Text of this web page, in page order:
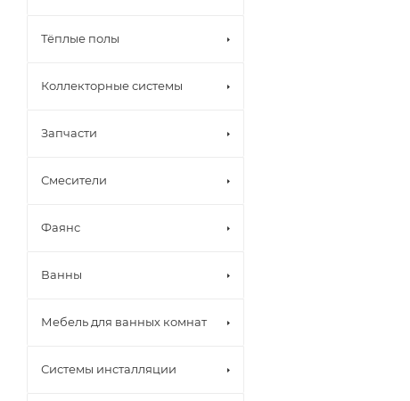
Тёплые полы
Коллекторные системы
Запчасти
Смесители
Фаянс
Ванны
Мебель для ванных комнат
Системы инсталляции